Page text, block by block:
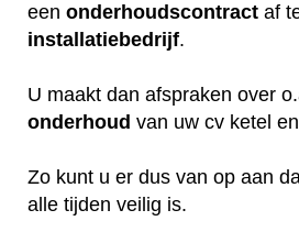
een onderhoudscontract af
installatiebedrijf.
U maakt dan afspraken over
onderhoud van uw cv ketel
Zo kunt u er dus van op aan
alle tijden veilig is.